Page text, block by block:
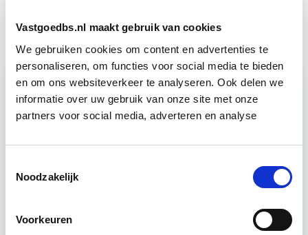
Vastgoedbs.nl maakt gebruik van cookies
We gebruiken cookies om content en advertenties te
personaliseren, om functies voor social media te bieden
en om ons websiteverkeer te analyseren. Ook delen we
informatie over uw gebruik van onze site met onze
partners voor social media, adverteren en analyse
Noodzakelijk
Voorkeuren
Relevant bij dit artikel
Verduurzaming Vastgoed en
Tijdens deze opleiding leer je duurzaamheid
meerjarenonderhoudsplan (DMJOP). Hierbij